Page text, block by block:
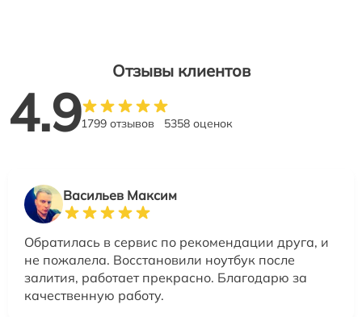
Отзывы клиентов
4.91799 отзывов 5358 оценок
Васильев Максим
Обратилась в сервис по рекомендации друга, и
не пожалела. Восстановили ноутбук после
залития, работает прекрасно. Благодарю за
качественную работу.